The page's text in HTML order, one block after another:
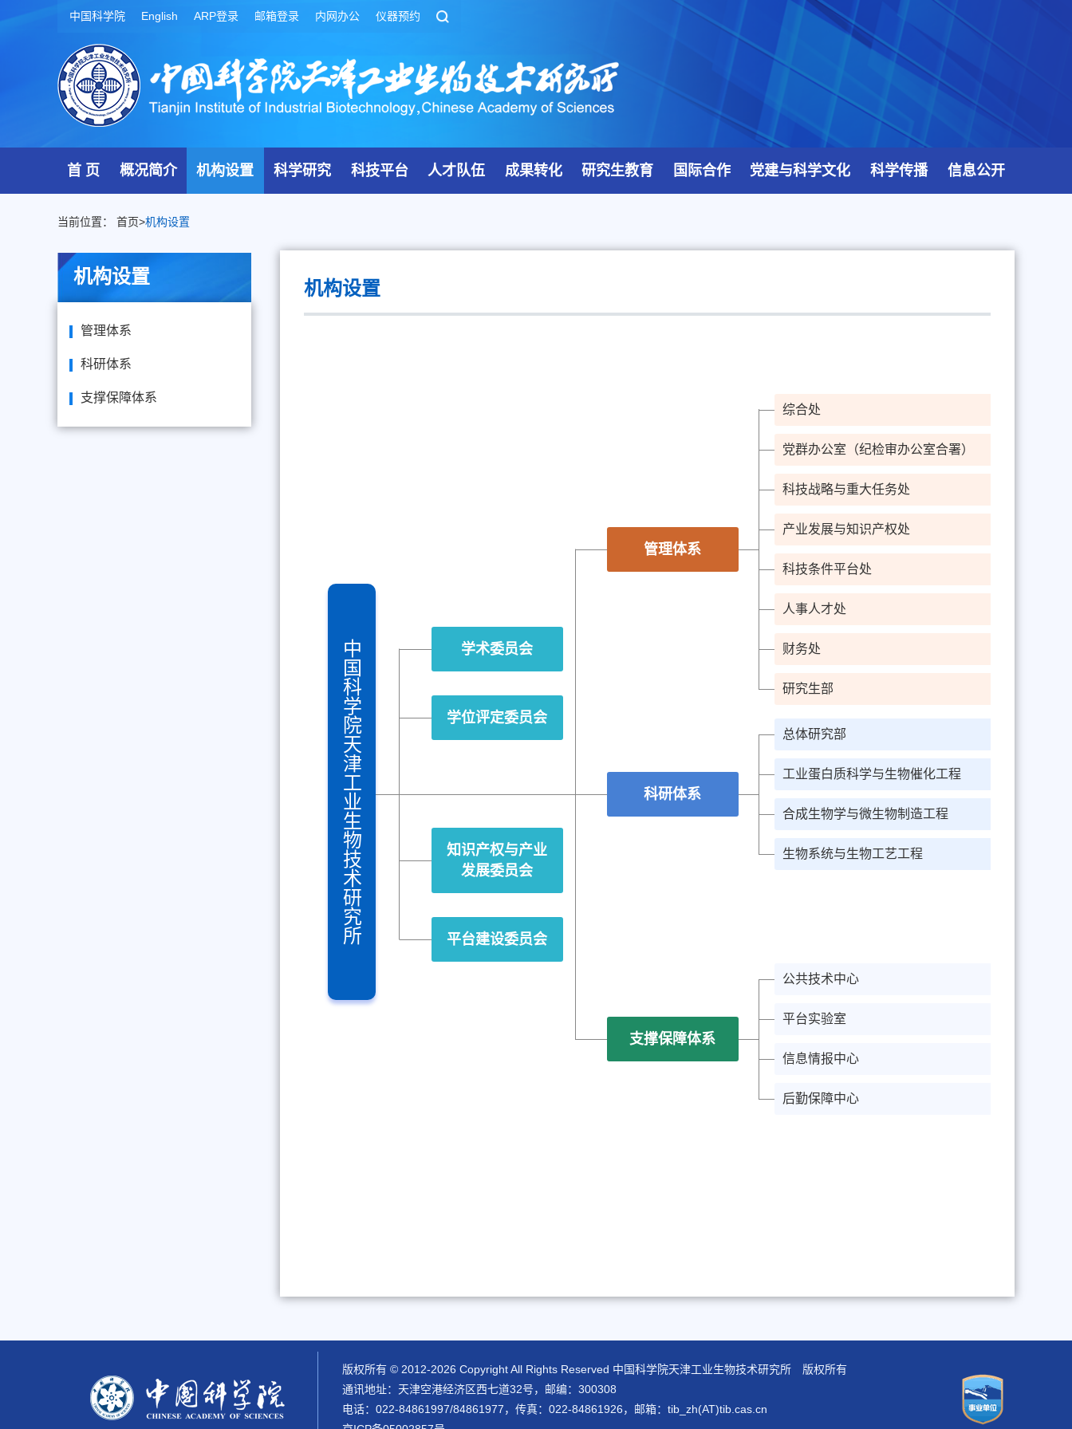
中国科学院 English ARP登录 邮箱登录 内网办公 仪器预约
首 页 概况简介 机构设置 科学研究 科技平台 人才队伍 成果转化 研究生教育 国际合作 党建与科学文化 科学传播 信息公开
当前位置： 首页>机构设置
机构设置
管理体系
科研体系
支撑保障体系
机构设置
中国科学院天津工业生物技术研究所 学术委员会
学位评定委员会
知识产权与产业
发展委员会
平台建设委员会
管理体系
综合处
党群办公室（纪检审办公室合署）
科技战略与重大任务处
产业发展与知识产权处
科技条件平台处
人事人才处
财务处
研究生部
科研体系
总体研究部
工业蛋白质科学与生物催化工程
合成生物学与微生物制造工程
生物系统与生物工艺工程
支撑保障体系
公共技术中心
平台实验室
信息情报中心
后勤保障中心
版权所有 © 2012-2026 Copyright All Rights Reserved 中国科学院天津工业生物技术研究所 版权所有
通讯地址：天津空港经济区西七道32号，邮编：300308
电话：022-84861997/84861977，传真：022-84861926，邮箱：tib_zh(AT)tib.cas.cn